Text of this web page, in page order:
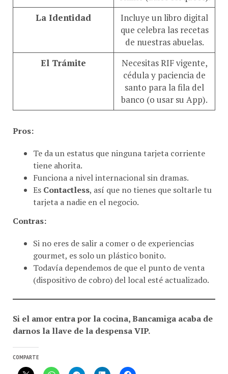
La Identidad
Incluye un libro digital
que celebra las recetas
de nuestras abuelas.
El Trámite
Necesitas RIF vigente,
cédula y paciencia de
santo para la fila del
banco (o usar su App).
tiene ahorita.
Funciona a nivel internacional sin dramas.
EsContactless, así que no tienes que soltarle tu
tarjeta a nadie en el negocio.
gourmet, es solo un plástico bonito.
Todavía dependemos de que el punto de venta
(dispositivo de cobro) del local esté actualizado.
darnos la llave de la despensa VIP.
COMPARTE